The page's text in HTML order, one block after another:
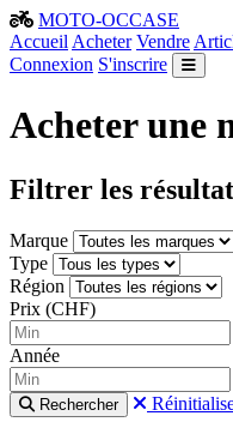
MOTO-OCCASE
Accueil Acheter Vendre
Connexion S'inscrire
Acheter une
Filtrer les
Marque
Type
Région
Prix (CHF)
Année
Rechercher